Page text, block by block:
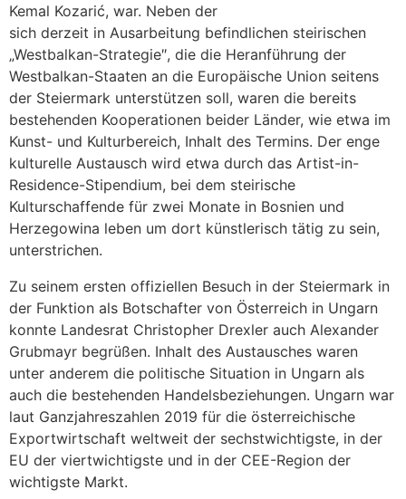
Kemal Kozarić, war. Neben der
sich derzeit in Ausarbeitung befindlichen steirischen
„Westbalkan-Strategie″, die die Heranführung der
Westbalkan-Staaten an die Europäische Union seitens
der Steiermark unterstützen soll, waren die bereits
bestehenden Kooperationen beider Länder, wie etwa im
Kunst- und Kulturbereich, Inhalt des Termins. Der enge
kulturelle Austausch wird etwa durch das Artist-in-
Residence-Stipendium, bei dem steirische
Kulturschaffende für zwei Monate in Bosnien und
Herzegowina leben um dort künstlerisch tätig zu sein,
unterstrichen.
Zu seinem ersten offiziellen Besuch in der Steiermark in
der Funktion als Botschafter von Österreich in Ungarn
konnte Landesrat Christopher Drexler auch Alexander
Grubmayr begrüßen. Inhalt des Austausches waren
unter anderem die politische Situation in Ungarn als
auch die bestehenden Handelsbeziehungen. Ungarn war
laut Ganzjahreszahlen 2019 für die österreichische
Exportwirtschaft weltweit der sechstwichtigste, in der
EU der viertwichtigste und in der CEE-Region der
wichtigste Markt.